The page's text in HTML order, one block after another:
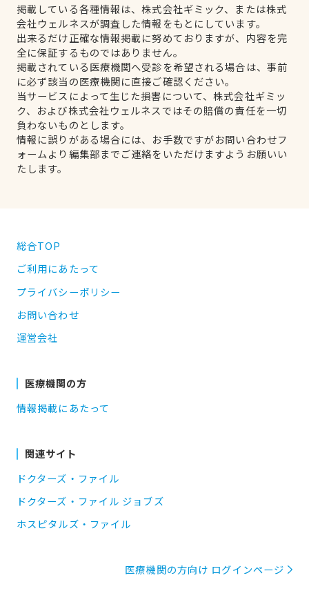
掲載している各種情報は、株式会社ギミック、または株式
会社ウェルネスが調査した情報をもとにしています。
出来るだけ正確な情報掲載に努めておりますが、内容を完
全に保証するものではありません。
掲載されている医療機関へ受診を希望される場合は、事前
に必ず該当の医療機関に直接ご確認ください。
当サービスによって生じた損害について、株式会社ギミッ
ク、および株式会社ウェルネスではその賠償の責任を一切
負わないものとします。
情報に誤りがある場合には、お手数ですがお問い合わせフ
ォームより編集部までご連絡をいただけますようお願いい
たします。
総合TOP
ご利用にあたって
プライバシーポリシー
お問い合わせ
運営会社
医療機関の方
情報掲載にあたって
関連サイト
ドクターズ・ファイル
ドクターズ・ファイル ジョブズ
ホスピタルズ・ファイル
医療機関の方向け ログインページ